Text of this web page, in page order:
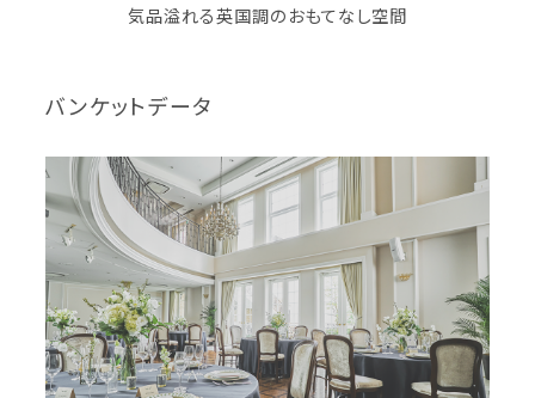
気品溢れる英国調のおもてなし空間
バンケットデータ